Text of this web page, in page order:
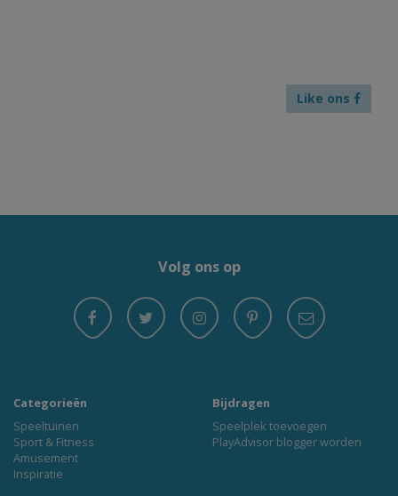
Like ons
Volg ons op
Categorieën
Speeltuinen
Sport & Fitness
Amusement
Inspiratie
Bijdragen
Speelplek toevoegen
PlayAdvisor blogger worden